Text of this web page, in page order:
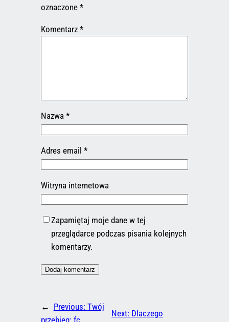
oznaczone *
Komentarz *
Nazwa *
Adres email *
Witryna internetowa
Zapamiętaj moje dane w tej
przeglądarce podczas pisania kolejnych
komentarzy.
← Previous: Twój
przebieg: fc
Next: Dlaczego